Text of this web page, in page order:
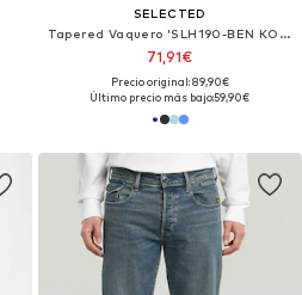
SELECTED
Tapered Vaquero 'SLH190-BEN KORI'
71,91€
Precio original: 89,90€
Último precio más bajo:59,90€